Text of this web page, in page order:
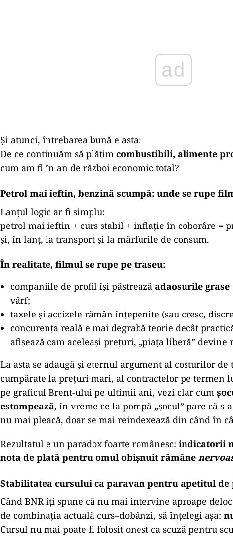
ad
Și atunci, întrebarea bună e asta:
De ce continuăm să plătim combustibili, alimente
cum am fi în an de război economic total?
Petrol mai ieftin, benzină scumpă: unde se rupe
Lanțul logic ar fi simplu:
petrol mai ieftin + curs stabil + inflație în coborâre =
și, în lanț, la transport și la mărfurile de consum.
În realitate, filmul se rupe pe traseu:
companiile de profil își păstrează adaosurile grase
vârf;
taxele și accizele rămân înțepenite (sau cresc,
concurența reală e mai degrabă teorie decât
afișează cam aceleași prețuri, „piața liberă” devine
La asta se adaugă și eternul argument al costurilor
cumpărate la prețuri mari, al contractelor pe termen
pe graficul Brent-ului pe ultimii ani, vezi clar cum
estompează, în vreme ce la pompă „șocul” pare că s-
nu mai pleacă, doar se mai reindexează din când în
Rezultatul e un paradox foarte românesc: indicatorii
nota de plată pentru omul obișnuit rămâne
Stabilitatea cursului ca paravan pentru apetitul
Când BNR îți spune că nu mai intervine aproape
de combinația actuală curs–dobânzi, să înțelegi așa:
Cursul nu mai poate fi folosit onest ca scuză pentru